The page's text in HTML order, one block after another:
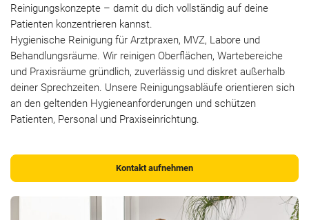
Reinigungskonzepte – damit du dich vollständig auf deine
Patienten konzentrieren kannst.
Hygienische Reinigung für Arztpraxen, MVZ, Labore und
Behandlungsräume. Wir reinigen Oberflächen, Wartebereiche
und Praxisräume gründlich, zuverlässig und diskret außerhalb
deiner Sprechzeiten. Unsere Reinigungsabläufe orientieren sich
an den geltenden Hygieneanforderungen und schützen
Patienten, Personal und Praxiseinrichtung.
Kontakt aufnehmen